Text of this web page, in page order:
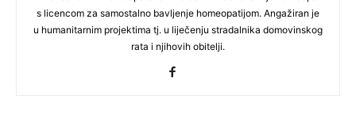
s licencom za samostalno bavljenje homeopatijom. Angažiran je
u humanitarnim projektima tj. u liječenju stradalnika domovinskog
rata i njihovih obitelji.